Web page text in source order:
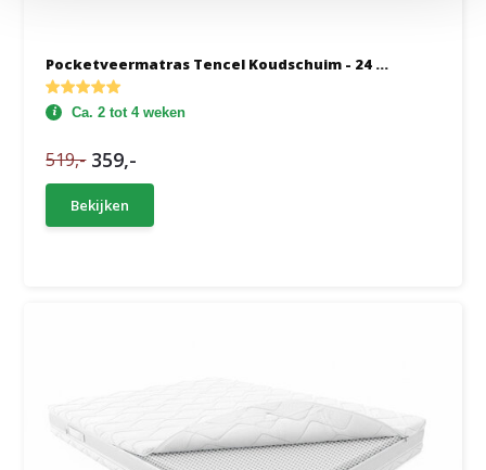
Pocketveermatras Tencel Koudschuim - 24 ...
Ca. 2 tot 4 weken
519,- 359,-
Bekijken